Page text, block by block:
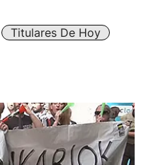
Titulares De Hoy